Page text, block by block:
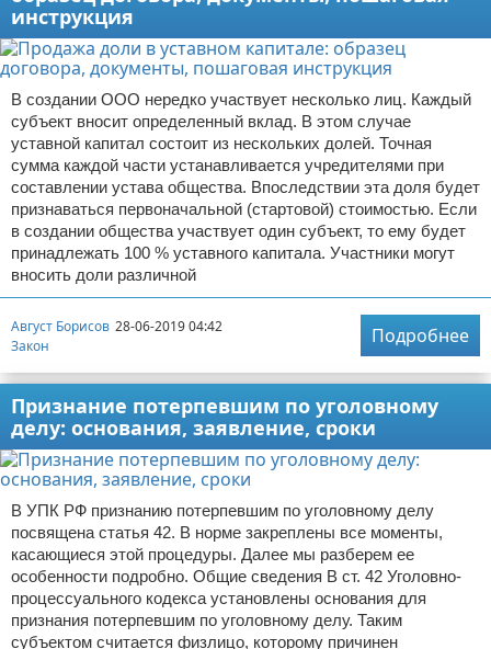
инструкция
В создании ООО нередко участвует несколько лиц. Каждый
субъект вносит определенный вклад. В этом случае
уставной капитал состоит из нескольких долей. Точная
сумма каждой части устанавливается учредителями при
составлении устава общества. Впоследствии эта доля будет
признаваться первоначальной (стартовой) стоимостью. Если
в создании общества участвует один субъект, то ему будет
принадлежать 100 % уставного капитала. Участники могут
вносить доли различной
Август Борисов 28-06-2019 04:42
Закон
Подробнее
Признание потерпевшим по уголовному
делу: основания, заявление, сроки
В УПК РФ признанию потерпевшим по уголовному делу
посвящена статья 42. В норме закреплены все моменты,
касающиеся этой процедуры. Далее мы разберем ее
особенности подробно. Общие сведения В ст. 42 Уголовно-
процессуального кодекса установлены основания для
признания потерпевшим по уголовному делу. Таким
субъектом считается физлицо, которому причинен